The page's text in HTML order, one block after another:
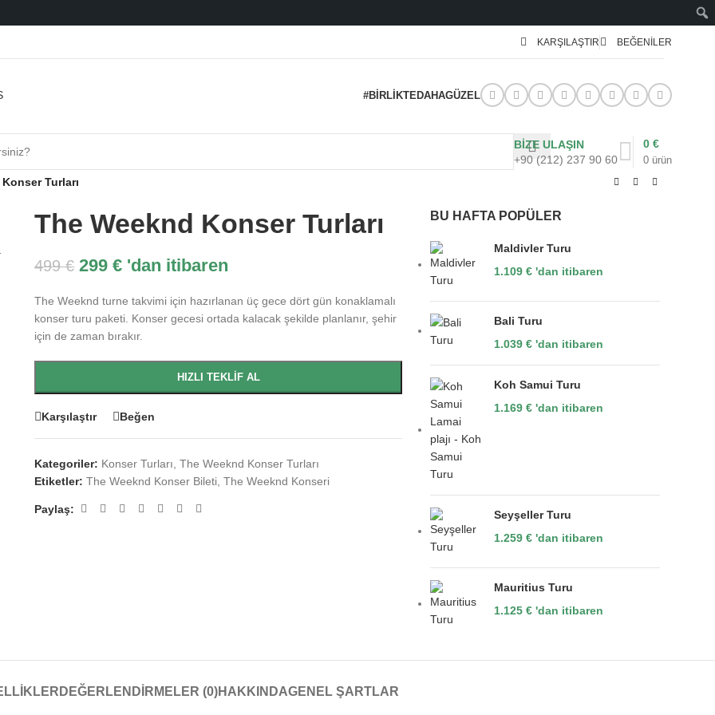
KARŞILAŞTIR BEĞENILER
#BIRLIKTEDAHAGÜZEL
BİZE ULAŞIN
+90 (212) 237 90 60
0 ürün
0 €
Turları
The Weeknd Konser Turları
499€ 299€ 'dan itibaren
The Weeknd turne takvimi için hazırlanan üç gece dört gün konaklamalı
konser turu paketi. Konser gecesi ortada kalacak şekilde planlanır, şehir
için de zaman bırakır.
HIZLI TEKLIF AL
Karşılaştır Beğen
Kategoriler: Konser Turları The Weeknd Konser Turları
Etiketler: The Weeknd Konser Bileti The Weeknd Konseri
Paylaş:
BU HAFTA POPÜLER
Maldivler Turu
1.109€ 'dan itibaren
Bali Turu
1.039€ 'dan itibaren
Koh Samui Turu
1.169€ 'dan itibaren
Seyşeller Turu
1.259€ 'dan itibaren
Mauritius Turu
1.125€ 'dan itibaren
DEĞERLENDIRMELER (0)HAKKINDAGENEL ŞARTLAR